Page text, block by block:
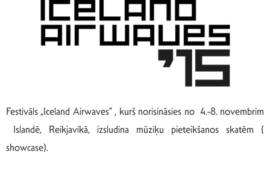
Festivāls „Iceland Airwaves” , kurš norisināsies no 4.-8. novembrim
Islandē, Reikjavikā, izsludina mūziķu pieteikšanos skatēm (
showcase).